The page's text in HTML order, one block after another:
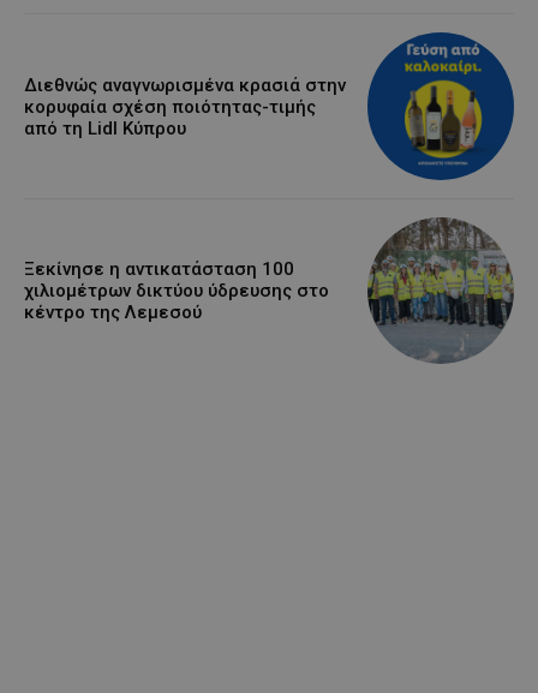
Διεθνώς αναγνωρισμένα κρασιά στην
κορυφαία σχέση ποιότητας-τιμής
από τη Lidl Κύπρου
Ξεκίνησε η αντικατάσταση 100
χιλιομέτρων δικτύου ύδρευσης στο
κέντρο της Λεμεσού